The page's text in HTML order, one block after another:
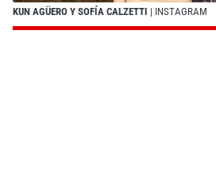
KUN AGÜERO Y SOFÍA CALZETTI | INSTAGRAM